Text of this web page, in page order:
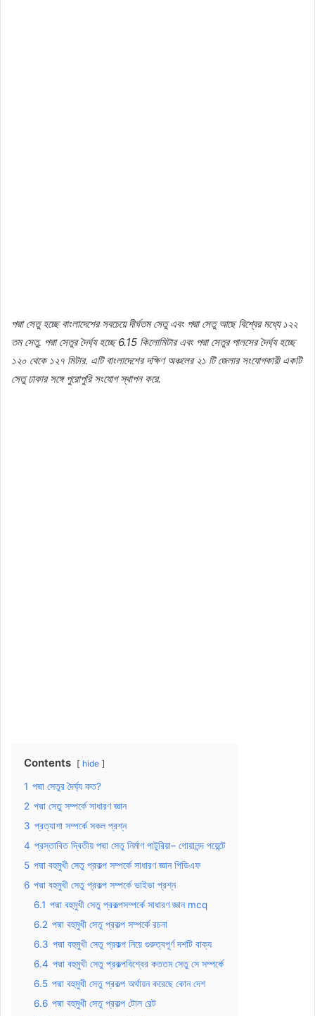
পদ্মা সেতু হচ্ছে বাংলাদেশের সবচেয়ে দীর্ঘতম সেতু এবং পদ্মা সেতু আছে বিশ্বের মধ্যে ১২২
তম সেতু. পদ্মা সেতুর দৈর্ঘ্য হচ্ছে 6.15 কিলোমিটার এবং পদ্মা সেতুর পালসের দৈর্ঘ্য হচ্ছে
১২০ থেকে ১২৭ মিটার. এটি বাংলাদেশের দক্ষিণ অঞ্চলের ২১ টি জেলার সংযোগকারী একটি
সেতু ঢাকার সঙ্গে পুরোপুরি সংযোগ স্থাপন করে.
Contents hide
1 পদ্মা সেতুর দৈর্ঘ্য কত?
2 পদ্মা সেতু সম্পর্কে সাধারণ জ্ঞান
3 প্রত্যাশা সম্পর্কে সকল প্রশ্ন
4 প্রস্তাবিত দ্বিতীয় পদ্মা সেতু নির্মাণ পাটুরিয়া– গোয়ালন্দ পয়েন্টে
5 পদ্মা বহুমুখী সেতু প্রকল্প সম্পর্কে সাধারণ জ্ঞান পিডিএফ
6 পদ্মা বহুমুখী সেতু প্রকল্প সম্পর্কে ভাইভা প্রশ্ন
6.1 পদ্মা বহুমুখী সেতু প্রকল্পসম্পর্কে সাধারণ জ্ঞান mcq
6.2 পদ্মা বহুমুখী সেতু প্রকল্প সম্পর্কে রচনা
6.3 পদ্মা বহুমুখী সেতু প্রকল্প নিয়ে গুরুত্বপূর্ণ দশটি বাক্য
6.4 পদ্মা বহুমুখী সেতু প্রকল্পবিশ্বের কততম সেতু সে সম্পর্কে
6.5 পদ্মা বহুমুখী সেতু প্রকল্প অর্থায়ন করেছে কোন দেশ
6.6 পদ্মা বহুমুখী সেতু প্রকল্প টোল রেট